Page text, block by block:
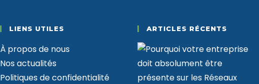
LIENS UTILES
À propos de nous
Nos actualités
Politiques de confidentialité
ARTICLES RÉCENTS